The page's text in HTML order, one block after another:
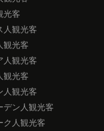
光客
人観光客
観光客
人観光客
観光客
人観光客
デン人観光客
ク人観光客